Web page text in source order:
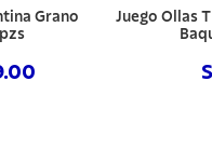
Grano
Juego Ollas